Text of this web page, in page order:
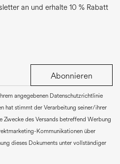
an und erhalte 10 % Rabatt
Abonnieren
angegebenen Datenschutzrichtlinie
hat stimmt der Verarbeitung seiner/ihrer
Zwecke des Versands betreffend Werbung
Kommunikationen über
dieses Dokuments unter vollständiger